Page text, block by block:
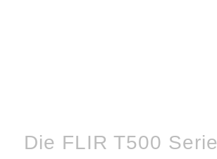
Die FLIR T500 Serie